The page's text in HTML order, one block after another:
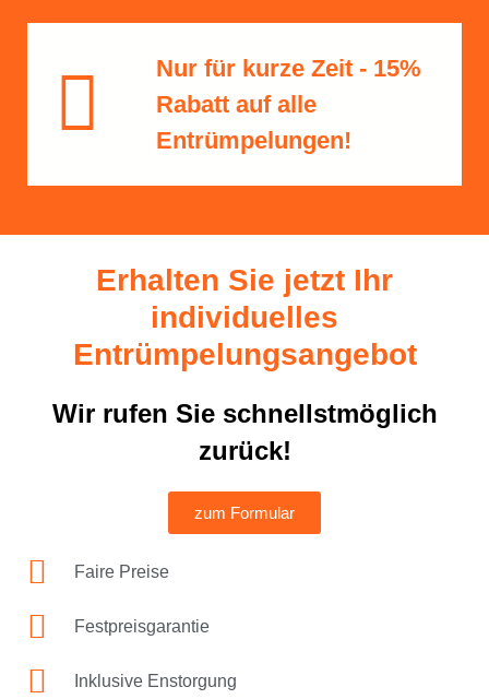
Nur für kurze Zeit - 15%
Rabatt​ auf alle
Entrümpelungen!
Erhalten Sie jetzt Ihr
individuelles
Entrümpelungsangebot
Wir rufen Sie schnellstmöglich
zurück!
zum Formular
Faire Preise
Festpreisgarantie
Inklusive Enstorgung